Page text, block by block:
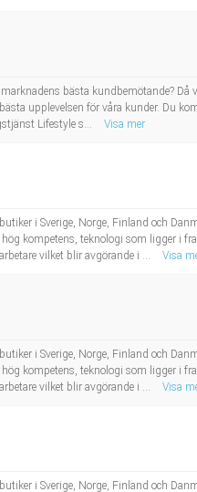
bästa kundbemötande?
upplevelsen för våra kunder. Du
Lifestyle s...
Visa mer
i Sverige, Norge, Finland och
kompetens, teknologi som ligger i
vilket blir avgörande i ...
Visa
i Sverige, Norge, Finland och
kompetens, teknologi som ligger i
vilket blir avgörande i ...
Visa
i Sverige, Norge, Finland och